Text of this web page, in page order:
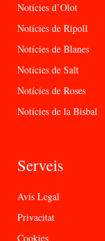
Notícies d’Olot
Notícies de Ripoll
Notícies de Blanes
Notícies de Salt
Notícies de Roses
Notícies de la Bisbal
Serveis
Avís Legal
Privacitat
Cookies